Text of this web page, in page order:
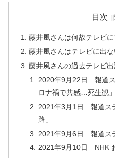
目次
藤井風さんは何故テレビに
藤井風さんはテレビに出
藤井風さんの過去テレビ
2020年9月22日 報道
ロナ禍で共感…死生観」
2021年3月1日 報道ス
路」
2021年9月6日 報道ス
2021年9月10日 NHK